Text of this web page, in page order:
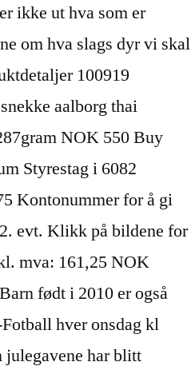
ikke ut hva som er
om hva slags dyr vi skal
100919
aalborg thai
NOK 550 Buy
Styrestag i 6082
Kontonummer for å gi
evt. Klikk på bildene for
mva: 161,25 NOK
født i 2010 er også
hver onsdag kl
julegavene har blitt